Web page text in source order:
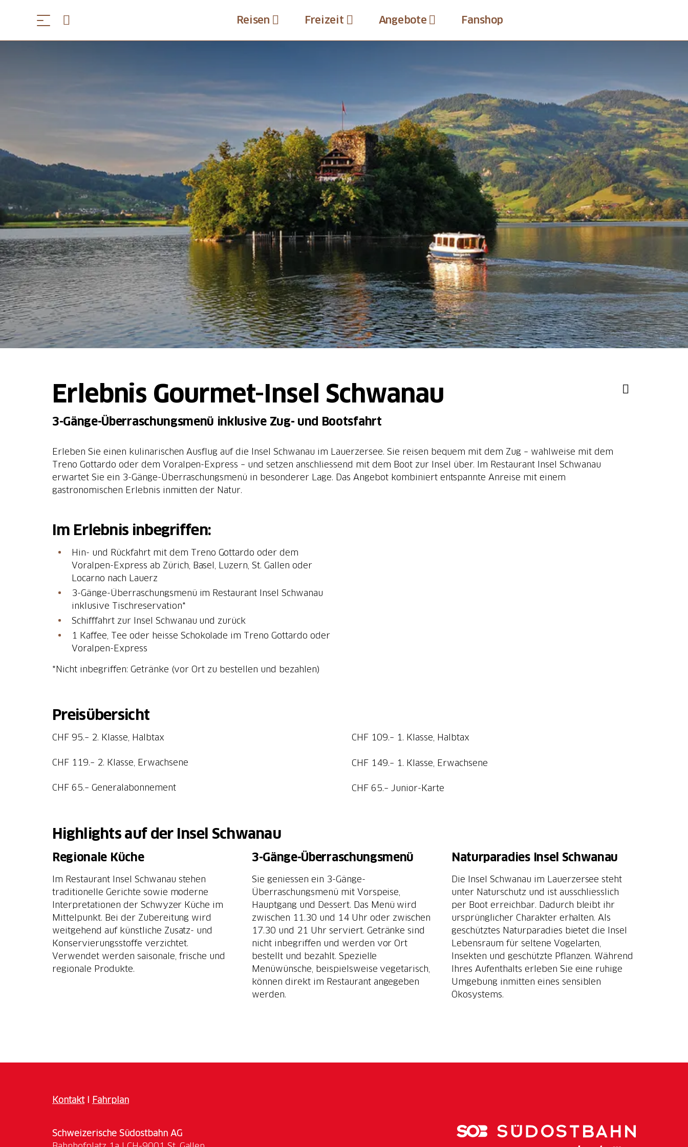
Reisen Freizeit Angebote Fanshop
Erlebnis Gourmet-Insel Schwanau
3-Gänge-Überraschungsmenü inklusive Zug- und Bootsfahrt
Erleben Sie einen kulinarischen Ausflug auf die Insel Schwanau im Lauerzersee. Sie reisen bequem mit dem Zug – wahlweise mit dem
Treno Gottardo oder dem Voralpen-Express – und setzen anschliessend mit dem Boot zur Insel über. Im Restaurant Insel Schwanau
erwartet Sie ein 3-Gänge-Überraschungsmenü in besonderer Lage. Das Angebot kombiniert entspannte Anreise mit einem
gastronomischen Erlebnis inmitten der Natur.
Im Erlebnis inbegriffen:
Hin- und Rückfahrt mit dem Treno Gottardo oder dem
Voralpen-Express ab Zürich, Basel, Luzern, St. Gallen oder
Locarno nach Lauerz
3-Gänge-Überraschungsmenü im Restaurant Insel Schwanau
inklusive Tischreservation*
Schifffahrt zur Insel Schwanau und zurück
1 Kaffee, Tee oder heisse Schokolade im Treno Gottardo oder
Voralpen-Express
*Nicht inbegriffen: Getränke (vor Ort zu bestellen und bezahlen)
Preisübersicht
CHF 95.– 2. Klasse, Halbtax
CHF 119.– 2. Klasse, Erwachsene
CHF 65.– Generalabonnement
CHF 109.– 1. Klasse, Halbtax
CHF 149.– 1. Klasse, Erwachsene
CHF 65.– Junior-Karte
Highlights auf der Insel Schwanau
Regionale Küche
Im Restaurant Insel Schwanau stehen
traditionelle Gerichte sowie moderne
Interpretationen der Schwyzer Küche im
Mittelpunkt. Bei der Zubereitung wird
weitgehend auf künstliche Zusatz- und
Konservierungsstoffe verzichtet.
Verwendet werden saisonale, frische und
regionale Produkte.
3-Gänge-Überraschungsmenü
Sie geniessen ein 3-Gänge-
Überraschungsmenü mit Vorspeise,
Hauptgang und Dessert. Das Menü wird
zwischen 11.30 und 14 Uhr oder zwischen
17.30 und 21 Uhr serviert. Getränke sind
nicht inbegriffen und werden vor Ort
bestellt und bezahlt. Spezielle
Menüwünsche, beispielsweise vegetarisch,
können direkt im Restaurant angegeben
werden.
Naturparadies Insel Schwanau
Die Insel Schwanau im Lauerzersee steht
unter Naturschutz und ist ausschliesslich
per Boot erreichbar. Dadurch bleibt ihr
ursprünglicher Charakter erhalten. Als
geschütztes Naturparadies bietet die Insel
Lebensraum für seltene Vogelarten,
Insekten und geschützte Pflanzen. Während
Ihres Aufenthalts erleben Sie eine ruhige
Umgebung inmitten eines sensiblen
Ökosystems.
KontaktI Fahrplan
Schweizerische Südostbahn AG